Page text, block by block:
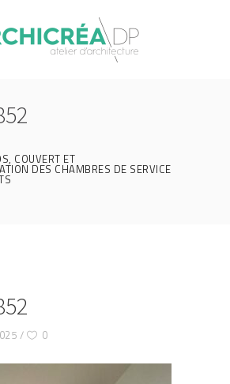
COUVERT ET
DES CHAMBRES DE SERVICE
0